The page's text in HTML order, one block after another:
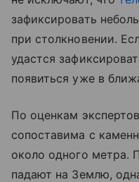
зафиксировать
при столкновении.
удастся
появиться уже в
По оценкам
сопоставима с
около одного метра.
падают на Землю,